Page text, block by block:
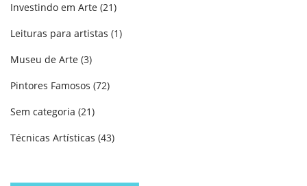
Investindo em Arte (21)
Leituras para artistas (1)
Museu de Arte (3)
Pintores Famosos (72)
Sem categoria (21)
Técnicas Artísticas (43)